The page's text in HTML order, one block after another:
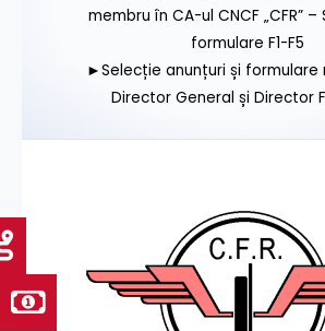
membru în CA-ul CNCF „CFR” –
formulare F1-F5
►Selecție anunțuri și formulare
Director General și Director